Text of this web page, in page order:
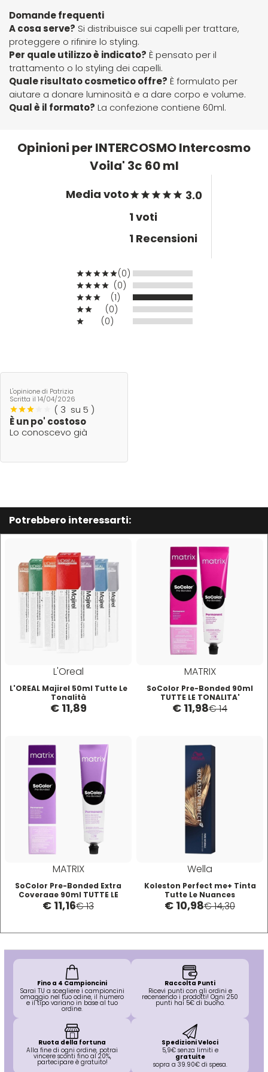
Hibros
L
Labor
Layla
Lisap
Manic Panic
MAREB
Matador
MATRIX
Mia
Mood
Morgan's
Muster & Dikson
Olaplex
Omega
Orofluido
Pacinos
Parlux
Phytorelax
Plura
Pop Italy
Profesia
PRORASO
Protoplasmina
Puring
reBond
Redken
Refectocil
Refresh
Renee Blanche
Revlon
Ristructa
T-U-V
Domande frequenti
A cosa serve? Si distribuisce sui capelli per trattare,
proteggere o rifinire lo styling.
Per quale utilizzo è indicato? È pensato per il
trattamento o lo styling dei capelli.
Quale risultato cosmetico offre? È formulato per
aiutare a donare luminosità e a dare corpo e volume.
Qual è il formato? La confezione contiene 60ml.
Opinioni per INTERCOSMO Intercosmo
Voila' 3c 60 ml
Media voto
3.0
1 voti
1 Recensioni
(0)
(0)
(1)
(0)
(0)
L'opinione di Patrizia
Scritta il 14/04/2026
( 3 su 5 )
È un po' costoso
Lo conoscevo già
Potrebbero interessarti:
L'Oreal
L'OREAL Majirel 50ml Tutte Le
Tonalità
€ 11,89
MATRIX
SoColor Pre-Bonded 90ml
TUTTE LE TONALITA'
€ 11,98€ 14
MATRIX
SoColor Pre-Bonded Extra
Coverage 90ml TUTTE LE
TONALITA'
€ 11,16€ 13
Wella
Koleston Perfect me+ Tinta
Tutte Le Nuances
€ 10,98€ 14,30
Fino a 4 Campioncini
Sarai TU a scegliere i campioncini
omaggio nel tuo odine, il numero
e il tipo variano in base al tuo
ordine.
Raccolta Punti
Ricevi punti con gli ordini e
recensendo i prodotti! Ogni 250
punti hai 5€ di buono.
Ruota della fortuna
Alla fine di ogni ordine, potrai
vincere sconti fino al 20%,
partecipare è gratuito!
Spedizioni Veloci
5,9€ senza limiti e
gratuite
sopra a 39.90€ di spesa.